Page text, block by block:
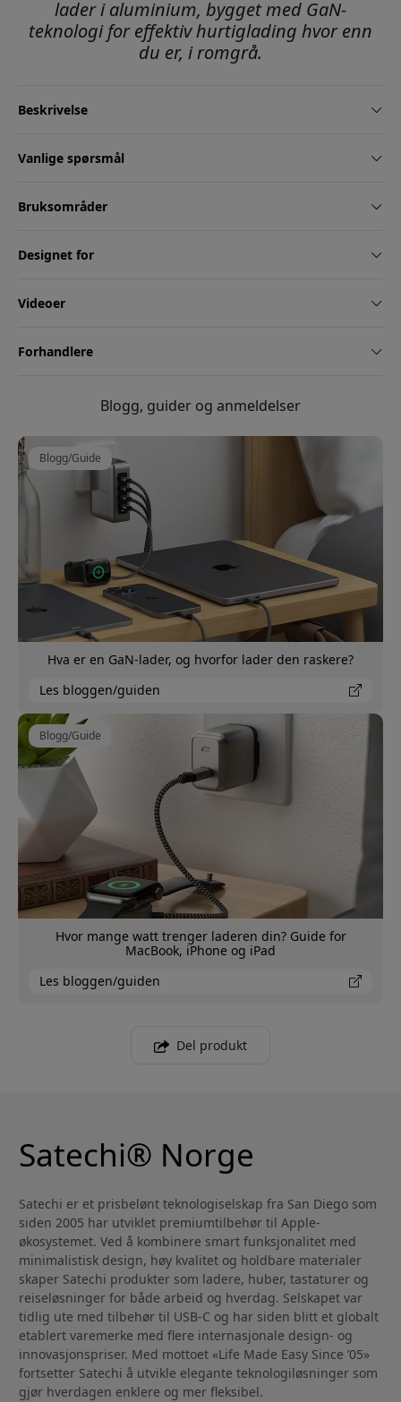
lader i aluminium, bygget med GaN-
teknologi for effektiv hurtiglading hvor enn
du er, i romgrå.
Beskrivelse
Vanlige spørsmål
Bruksområder
Designet for
Videoer
Forhandlere
Blogg, guider og anmeldelser
Blogg/Guide
Hva er en GaN-lader, og hvorfor lader den raskere?
Les bloggen/guiden
Blogg/Guide
Hvor mange watt trenger laderen din? Guide for
MacBook, iPhone og iPad
Les bloggen/guiden
Del produkt
Satechi® Norge
Satechi er et prisbelønt teknologiselskap fra San Diego som
siden 2005 har utviklet premiumtilbehør til Apple-
økosystemet. Ved å kombinere smart funksjonalitet med
minimalistisk design, høy kvalitet og holdbare materialer
skaper Satechi produkter som ladere, huber, tastaturer og
reiseløsninger for både arbeid og hverdag. Selskapet var
tidlig ute med tilbehør til USB-C og har siden blitt et globalt
etablert varemerke med flere internasjonale design- og
innovasjonspriser. Med mottoet «Life Made Easy Since ’05»
fortsetter Satechi å utvikle elegante teknologiløsninger som
gjør hverdagen enklere og mer fleksibel.